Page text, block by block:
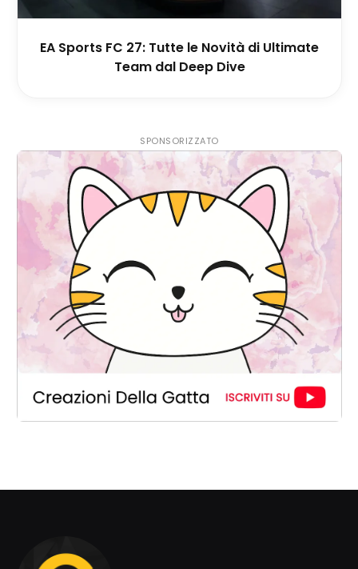
EA Sports FC 27: Tutte le Novità di Ultimate
Team dal Deep Dive
SPONSORIZZATO